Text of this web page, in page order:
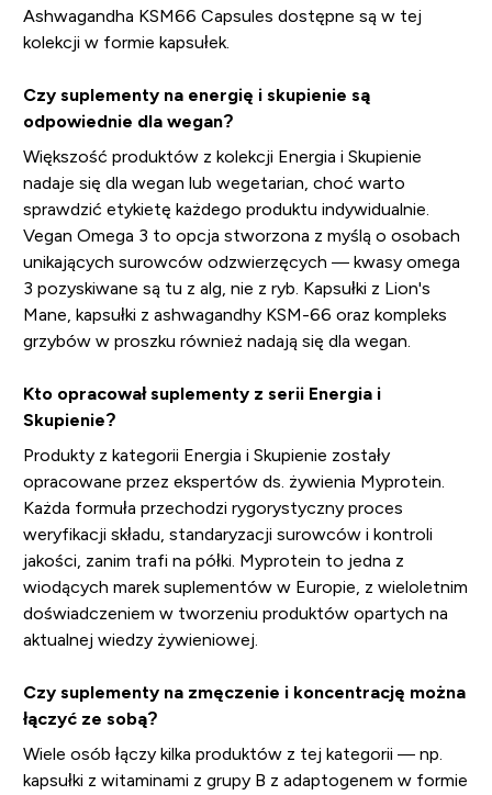
Ashwagandha KSM66 Capsules dostępne są w tej
kolekcji w formie kapsułek.
Czy suplementy na energię i skupienie są
odpowiednie dla wegan?
Większość produktów z kolekcji Energia i Skupienie
nadaje się dla wegan lub wegetarian, choć warto
sprawdzić etykietę każdego produktu indywidualnie.
Vegan Omega 3 to opcja stworzona z myślą o osobach
unikających surowców odzwierzęcych — kwasy omega
3 pozyskiwane są tu z alg, nie z ryb. Kapsułki z Lion's
Mane, kapsułki z ashwagandhy KSM-66 oraz kompleks
grzybów w proszku również nadają się dla wegan.
Kto opracował suplementy z serii Energia i
Skupienie?
Produkty z kategorii Energia i Skupienie zostały
opracowane przez ekspertów ds. żywienia Myprotein.
Każda formuła przechodzi rygorystyczny proces
weryfikacji składu, standaryzacji surowców i kontroli
jakości, zanim trafi na półki. Myprotein to jedna z
wiodących marek suplementów w Europie, z wieloletnim
doświadczeniem w tworzeniu produktów opartych na
aktualnej wiedzy żywieniowej.
Czy suplementy na zmęczenie i koncentrację można
łączyć ze sobą?
Wiele osób łączy kilka produktów z tej kategorii — np.
kapsułki z witaminami z grupy B z adaptogenem w formie